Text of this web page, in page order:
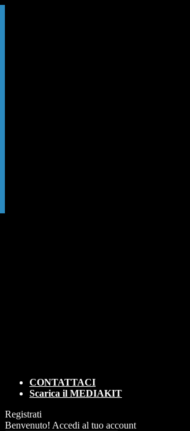
CONTATTACI
Scarica il MEDIAKIT
Registrati
Benvenuto! Accedi al tuo account